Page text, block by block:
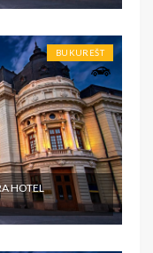
BUKUREŠT
HOTEL